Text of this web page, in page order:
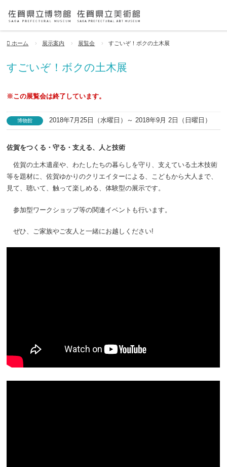
ホーム 展示案内 展覧会 すごいぞ！ボクの土木展
すごいぞ！ボクの土木展
※この展覧会は終了しています。
博物館 2018年7月25日（水曜日）～ 2018年9月 2日（日曜日）
佐賀をつくる・守る・支える、人と技術
佐賀の土木遺産や、わたしたちの暮らしを守り、支えている土木技術
等を題材に、佐賀ゆかりのクリエイターによる、こどもから大人まで、
見て、聴いて、触って楽しめる、体験型の展示です。
参加型ワークショップ等の関連イベントも行います。
ぜひ、ご家族やご友人と一緒にお越しください!